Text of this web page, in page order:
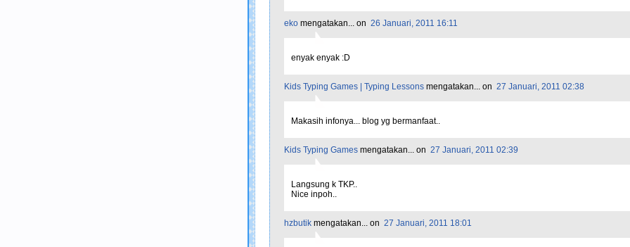
eko mengatakan... on 26 Januari, 2011 16:11
enyak enyak :D
Kids Typing Games | Typing Lessons mengatakan... on 27 Januari, 2011 02:38
Makasih infonya... blog yg bermanfaat..
Kids Typing Games mengatakan... on 27 Januari, 2011 02:39
Langsung k TKP..
Nice inpoh..
hzbutik mengatakan... on 27 Januari, 2011 18:01